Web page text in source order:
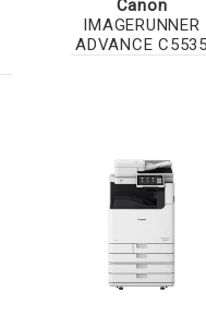
Canon
IMAGERUNNER
ADVANCE C5535